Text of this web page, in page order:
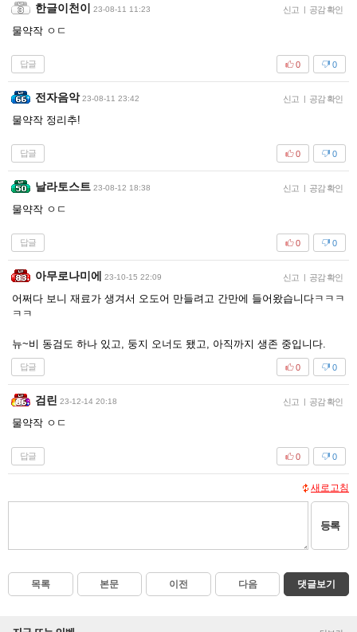
한글이천이 23-08-11 11:23 신고 공감 확인
물약작 ㅇㄷ
답글 0
0
전자음악 23-08-11 23:42 신고 공감 확인
물약작 정리추!
답글 0
0
날라토스트 23-08-12 18:38 신고 공감 확인
물약작 ㅇㄷ
답글 0
0
아무로나미에 23-10-15 22:09 신고 공감 확인
어쩌다 보니 재료가 생겨서 오도어 만들려고 간만에 들어왔습니다ㅋㅋㅋ
ㅋㅋ
뉴~비 동검도 하나 있고, 둥지 오너도 됐고, 아직까지 생존 중입니다.
답글 0
0
검린 23-12-14 20:18 신고 공감 확인
물약작 ㅇㄷ
답글 0
0
새로고침
등록
목록 본문 이전 다음 댓글보기